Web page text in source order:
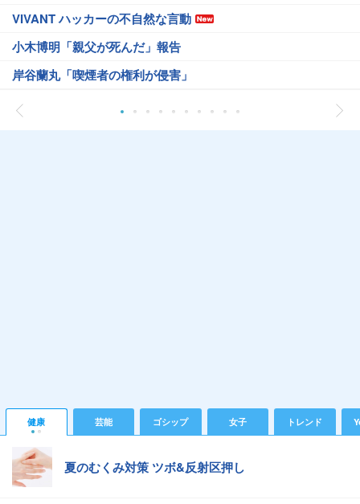
VIVANT ハッカーの不自然な言動
小木博明「親父が死んだ」報告
岸谷蘭丸「喫煙者の権利が侵害」
健康 芸能 ゴシップ 女子 トレンド
夏のむくみ対策 ツボ&反射区押し